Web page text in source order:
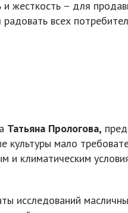
жесткость – для
всех
Татьяна Прологова,
культуры мало
и климатическим
исследований